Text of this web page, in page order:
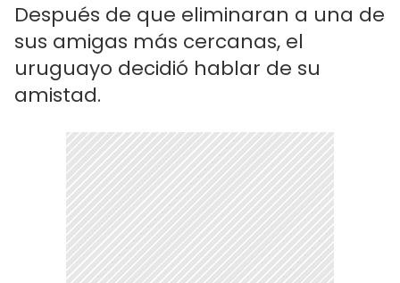
Después de que eliminaran a una de
sus amigas más cercanas, el
uruguayo decidió hablar de su
amistad.